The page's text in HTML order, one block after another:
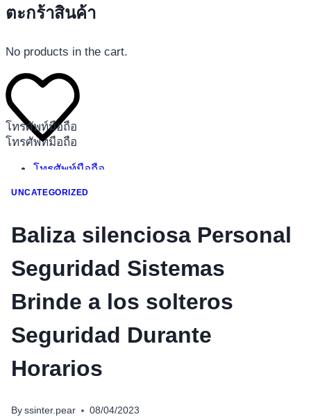
โทรศัพท์มือถือ
โทรศัพท์มือถือ
โทรศัพท์มือถือ
อุปกรณ์เสริมโทรศัพท์
ตะกร้าสินค้า
No products in the cart.
UNCATEGORIZED
Baliza silenciosa Personal
Seguridad Sistemas
Brinde a los solteros
Seguridad Durante
Horarios
By ssinter.pear 08/04/2023